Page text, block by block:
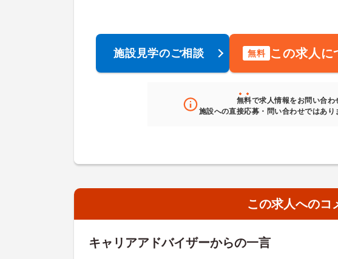
施設見学のご相談 無料 この求人に
無料で求人情報をお問い合わ
施設への直接応募・問い合わせではあり
この求人へのコ
キャリアアドバイザーからの一言